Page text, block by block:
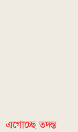
এগোচ্ছে তদন্ত